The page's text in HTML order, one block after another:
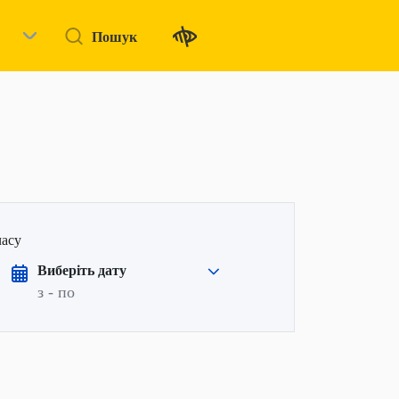
Пошук
Виберіть дату
з - по